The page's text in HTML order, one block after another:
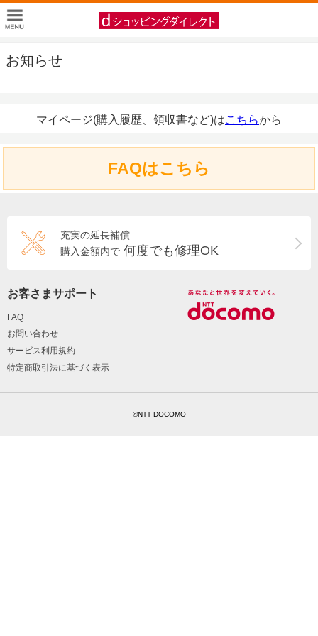
お知らせ
マイページ(購入履歴、領収書など)はこちらから
FAQはこちら
充実の延長補償
購入金額内で 何度でも修理OK
お客さまサポート
FAQ
お問い合わせ
サービス利用規約
特定商取引法に基づく表示
©NTT DOCOMO